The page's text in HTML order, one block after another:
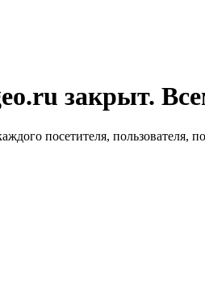
закрыт.
посетителя, пользователя,